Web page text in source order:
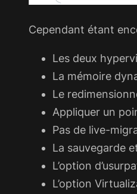
Cependant étant
Les deux
La mémoire
Le
Appliquer un
Pas de live-
La sauvegarde
L’option
L’option